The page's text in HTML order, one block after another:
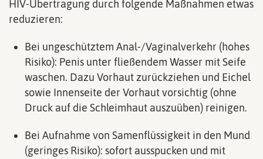
HIV-Übertragung durch folgende Maßnahmen etwas
reduzieren:
Bei ungeschütztem Anal-/Vaginalverkehr (hohes
Risiko): Penis unter fließendem Wasser mit Seife
waschen. Dazu Vorhaut zurückziehen und Eichel
sowie Innenseite der Vorhaut vorsichtig (ohne
Druck auf die Schleimhaut auszuüben) reinigen.
Bei Aufnahme von Samenflüssigkeit in den Mund
(geringes Risiko): sofort ausspucken und mit